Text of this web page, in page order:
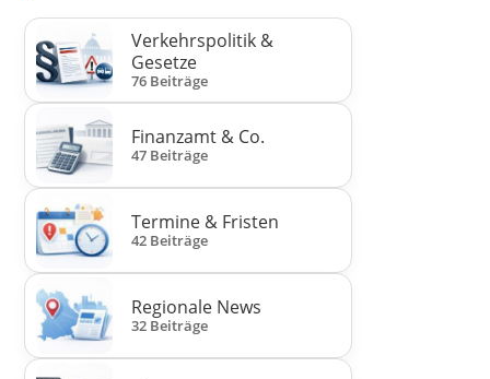
Verkehrspolitik &
Gesetze
76 Beiträge
Finanzamt & Co.
47 Beiträge
Termine & Fristen
42 Beiträge
Regionale News
32 Beiträge